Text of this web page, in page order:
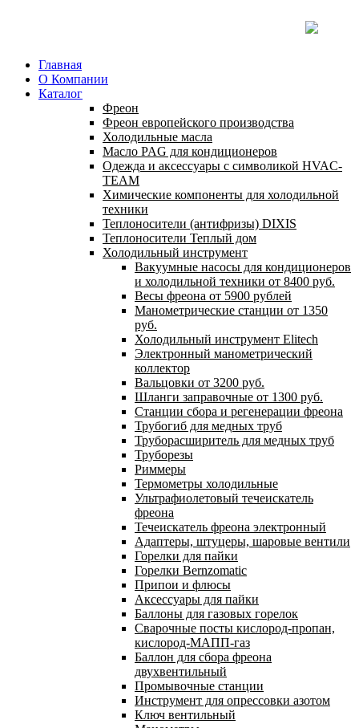
Главная
О Компании
Каталог
Фреон
Фреон европейского производства
Холодильные масла
Масло PAG для кондиционеров
Одежда и аксессуары с символикой HVAC-
TEAM
Химические компоненты для холодильной
техники
Теплоносители (антифризы) DIXIS
Теплоносители Теплый дом
Холодильный инструмент
Вакуумные насосы для кондиционеров
и холодильной техники от 8400 руб.
Весы фреона от 5900 рублей
Манометрические станции от 1350
руб.
Холодильный инструмент Elitech
Электронный манометрический
коллектор
Вальцовки от 3200 руб.
Шланги заправочные от 1300 руб.
Станции сбора и регенерации фреона
Трубогиб для медных труб
Труборасширитель для медных труб
Труборезы
Риммеры
Термометры холодильные
Ультрафиолетовый течеискатель
фреона
Течеискатель фреона электронный
Адаптеры, штуцеры, шаровые вентили
Горелки для пайки
Горелки Bernzomatic
Припои и флюсы
Аксессуары для пайки
Баллоны для газовых горелок
Сварочные посты кислород-пропан,
кислород-МАПП-газ
Баллон для сбора фреона
двухвентильный
Промывочные станции
Инструмент для опрессовки азотом
Ключ вентильный